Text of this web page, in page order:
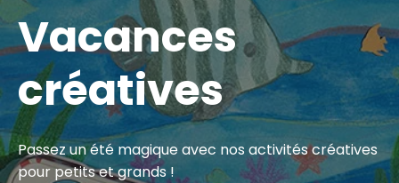
Vacances
créatives
Passez un été magique avec nos activités créatives
pour petits et grands !